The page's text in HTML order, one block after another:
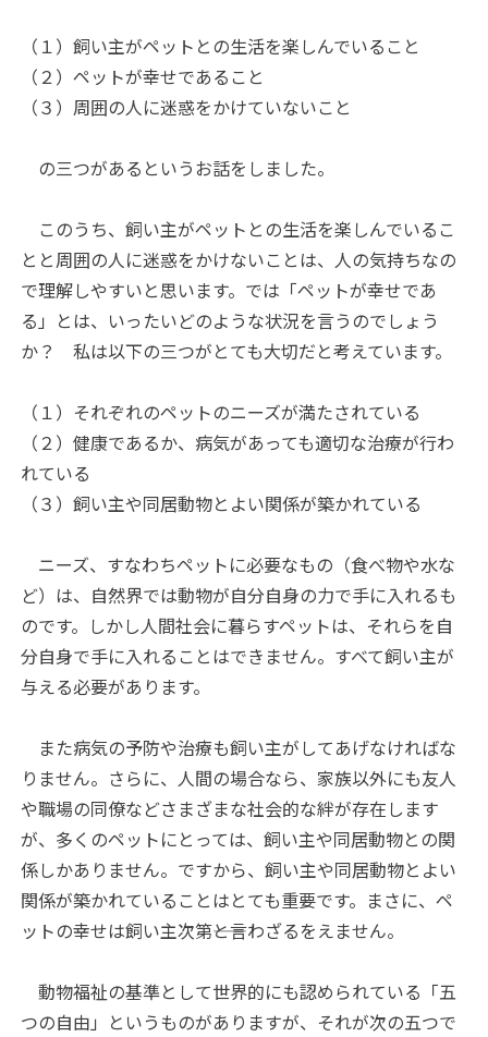
（１）飼い主がペットとの生活を楽しんでいること
（２）ペットが幸せであること
（３）周囲の人に迷惑をかけていないこと
の三つがあるというお話をしました。
このうち、飼い主がペットとの生活を楽しんでいるこ
とと周囲の人に迷惑をかけないことは、人の気持ちなの
で理解しやすいと思います。では「ペットが幸せであ
る」とは、いったいどのような状況を言うのでしょう
か？ 私は以下の三つがとても大切だと考えています。
（１）それぞれのペットのニーズが満たされている
（２）健康であるか、病気があっても適切な治療が行わ
れている
（３）飼い主や同居動物とよい関係が築かれている
ニーズ、すなわちペットに必要なもの（食べ物や水な
ど）は、自然界では動物が自分自身の力で手に入れるも
のです。しかし人間社会に暮らすペットは、それらを自
分自身で手に入れることはできません。すべて飼い主が
与える必要があります。
また病気の予防や治療も飼い主がしてあげなければな
りません。さらに、人間の場合なら、家族以外にも友人
や職場の同僚などさまざまな社会的な絆が存在します
が、多くのペットにとっては、飼い主や同居動物との関
係しかありません。ですから、飼い主や同居動物とよい
関係が築かれていることはとても重要です。まさに、ペ
ットの幸せは飼い主次第――と言わざるをえません。
動物福祉の基準として世界的にも認められている「五
つの自由」というものがありますが、それが次の五つで